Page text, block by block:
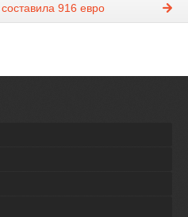
916 евро